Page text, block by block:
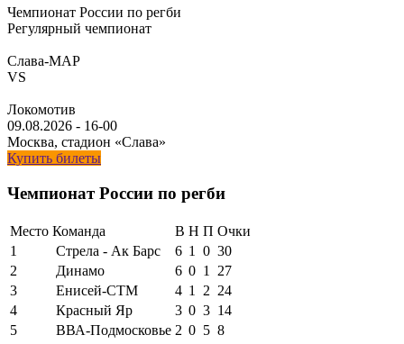
Чемпионат России по регби
Регулярный чемпионат
Слава-МАР
VS
Локомотив
09.08.2026 - 16-00
Москва, стадион «Слава»
Купить билеты
Чемпионат России по регби
Место Команда В Н П Очки
1
Стрела - Ак Барс 6 1 0 30
2
Динамо 6 0 1
27
3
Енисей-СТМ 4 1 2 24
4
Красный Яр 3 0 3 14
5
ВВА-Подмосковье 2 0 5 8